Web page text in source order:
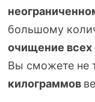
большому
очищение всех
Вы сможете не
килограммов